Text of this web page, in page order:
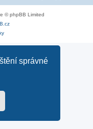
správné
© phpBB Limited